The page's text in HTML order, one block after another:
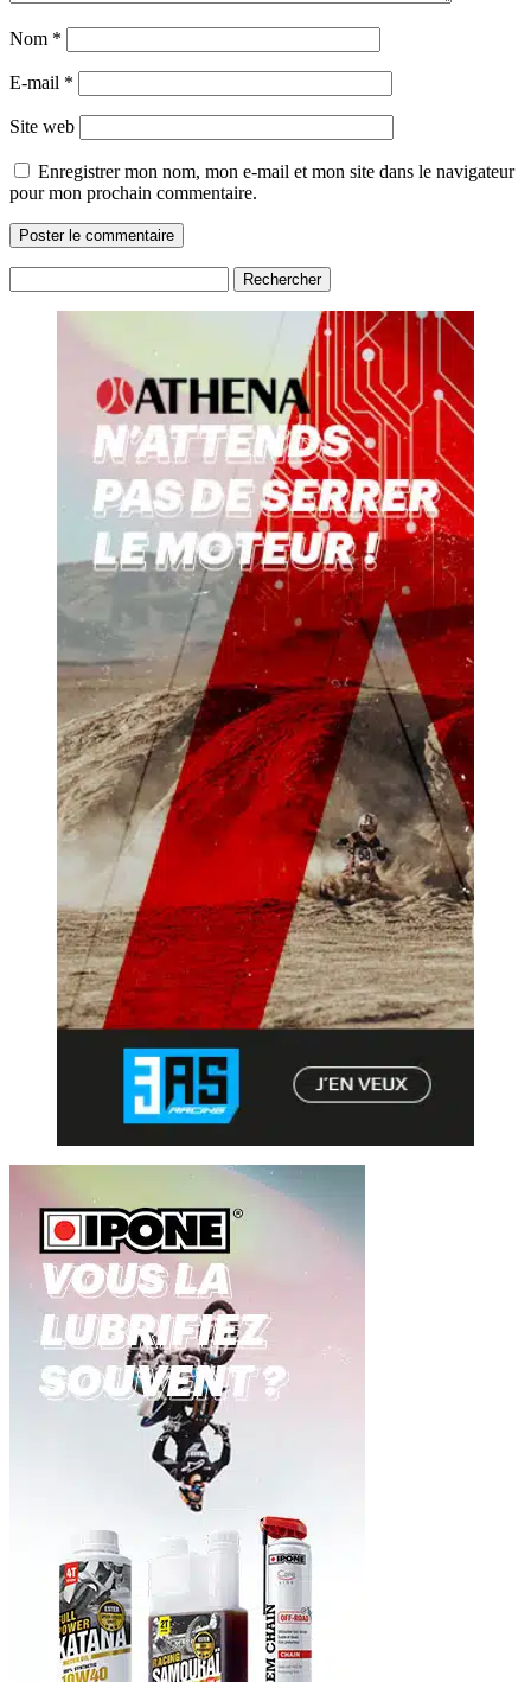
Nom *
E-mail *
Site web
Enregistrer mon nom, mon e-mail et mon site dans le navigateur
pour mon prochain commentaire.